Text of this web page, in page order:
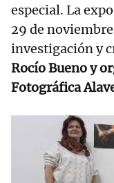
especial. La
29 de
investigación y
Rocío Bueno y
Fotográfica